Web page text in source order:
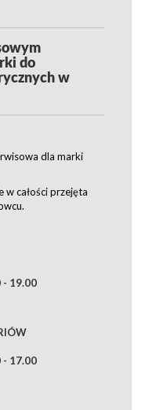
do
w
dla marki
w całości przejęta
- 19.00
- 17.00